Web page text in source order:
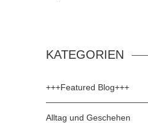
KATEGORIEN
+++Featured Blog+++
Alltag und Geschehen